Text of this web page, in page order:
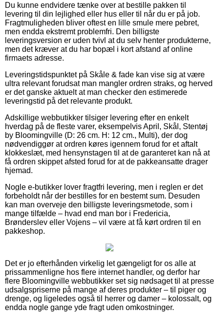
Du kunne endvidere tænke over at bestille pakken til
levering til din lejlighed eller hus eller til når du er på job.
Fragtmuligheden bliver oftest en lille smule mere pebret,
men endda ekstremt problemfri. Den billigste
leveringsversion er uden tvivl at du selv henter produkterne,
men det kræver at du har bopæl i kort afstand af online
firmaets adresse.
Leveringstidspunktet på Skåle & fade kan vise sig at være
ultra relevant forudsat man mangler ordren straks, og herved
er det ganske aktuelt at man checker den estimerede
leveringstid på det relevante produkt.
Adskillige webbutikker tilsiger levering efter en enkelt
hverdag på de fleste varer, eksempelvis April, Skål, Stentøj
by Bloomingville (D: 26 cm. H: 12 cm., Multi), der dog
nødvendiggør at ordren køres igennem forud for et aftalt
klokkeslæt, med hensynstagen til at de garanteret kan nå at
få ordren skippet afsted forud for at de pakkeansatte drager
hjemad.
Nogle e-butikker lover fragtfri levering, men i reglen er det
forbeholdt når der bestilles for en bestemt sum. Desuden
kan man overveje den billigste leveringsmetode, som i
mange tilfælde – hvad end man bor i Fredericia,
Brønderslev eller Vojens – vil være at få kørt ordren til en
pakkeshop.
Det er jo efterhånden virkelig let gængeligt for os alle at
prissammenligne hos flere internet handler, og derfor har
flere Bloomingville webbutikker set sig nødsaget til at presse
udsalgspriserne på mange af deres produkter – til piger og
drenge, og ligeledes også til herrer og damer – kolossalt, og
endda nogle gange yde fragt uden omkostninger.